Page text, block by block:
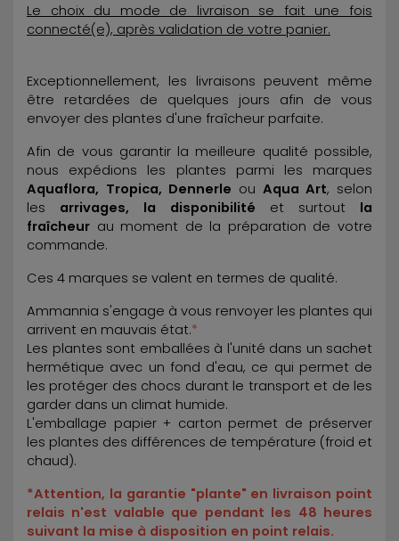
Le choix du mode de livraison se fait une fois
connecté(e), après validation de votre panier.
Exceptionnellement, les livraisons peuvent même
être retardées de quelques jours afin de vous
envoyer des plantes d'une fraîcheur parfaite.
Afin de vous garantir la meilleure qualité possible,
nous expédions les plantes parmi les marques
Aquaflora, Tropica, Dennerle ou Aqua Art, selon
les arrivages, la disponibilité et surtout la
fraîcheur au moment de la préparation de votre
commande.
Ces 4 marques se valent en termes de qualité.
Ammannia s'engage à vous renvoyer les plantes qui
arrivent en mauvais état.*
Les plantes sont emballées à l'unité dans un sachet
hermétique avec un fond d'eau, ce qui permet de
les protéger des chocs durant le transport et de les
garder dans un climat humide.
L'emballage papier + carton permet de préserver
les plantes des différences de température (froid et
chaud).
*Attention, la garantie "plante" en livraison point
relais n'est valable que pendant les 48 heures
suivant la mise à disposition en point relais.